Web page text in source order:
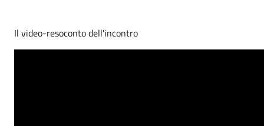
Il video-resoconto dell'incontro